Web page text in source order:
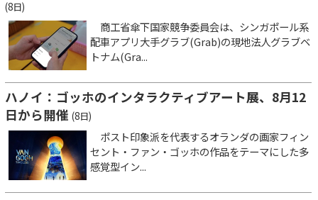
(8日)
商工省傘下国家競争委員会は、シンガポール系
配車アプリ大手グラブ(Grab)の現地法人グラブベ
トナム(Gra...
ハノイ：ゴッホのインタラクティブアート展、8月12
日から開催 (8日)
ポスト印象派を代表するオランダの画家フィン
セント・ファン・ゴッホの作品をテーマにした多
感覚型イン...